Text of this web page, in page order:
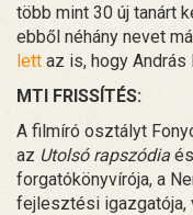
több mint 30 új tanárt
ebből néhány nevet
lett az is, hogy
MTI FRISSÍTÉS:
A filmíró osztályt
az Utolsó rapszódia
forgatókönyvírója, a
fejlesztési igazgatója,